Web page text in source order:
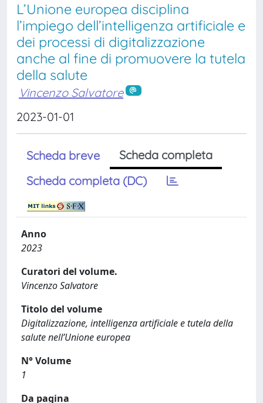
L’Unione europea disciplina
l’impiego dell’intelligenza artificiale e
dei processi di digitalizzazione
anche al fine di promuovere la tutela
della salute
Vincenzo Salvatore
2023-01-01
Scheda breve
Scheda completa
Scheda completa (DC)
Anno
2023
Curatori del volume.
Vincenzo Salvatore
Titolo del volume
Digitalizzazione, intelligenza artificiale e tutela della
salute nell’Unione europea
N° Volume
1
Da pagina